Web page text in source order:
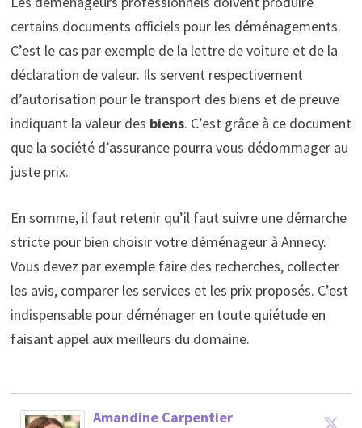
certains documents officiels pour les déménagements.
C’est le cas par exemple de la lettre de voiture et de la
déclaration de valeur. Ils servent respectivement
d’autorisation pour le transport des biens et de preuve
indiquant la valeur des biens. C’est grâce à ce document
que la société d’assurance pourra vous dédommager au
juste prix.
En somme, il faut retenir qu’il faut suivre une démarche
stricte pour bien choisir votre déménageur à Annecy.
Vous devez par exemple faire des recherches, collecter
les avis, comparer les services et les prix proposés. C’est
indispensable pour déménager en toute quiétude en
faisant appel aux meilleurs du domaine.
Amandine Carpentier